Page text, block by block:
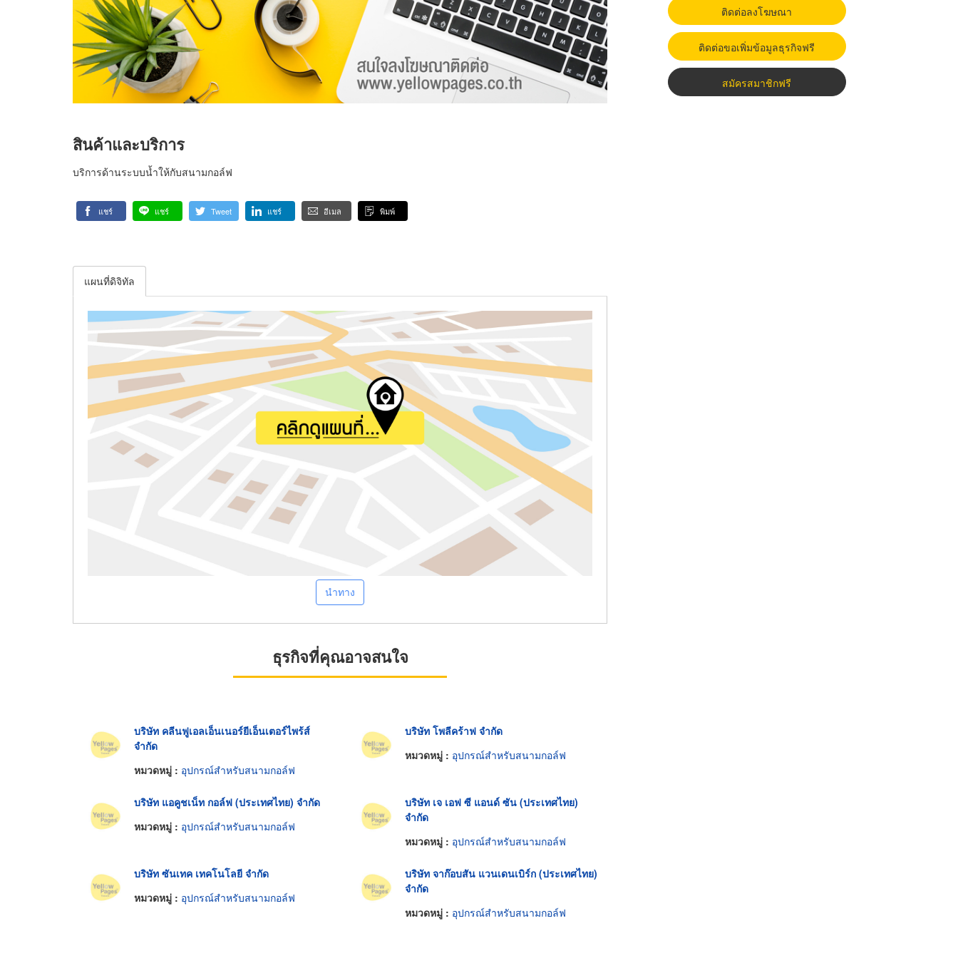
สินค้าและบริการ
บริการด้านระบบน้ำให้กับสนามกอล์ฟ
แชร์ แชร์ Tweet แชร์ อีเมล พิมพ์
แผนที่ดิจิทัล
นำทาง
ธุรกิจที่คุณอาจสนใจ
บริษัท คลีนฟูเอลเอ็นเนอร์ยีเอ็นเตอร์ไพร้ส์
จำกัด
หมวดหมู่ : อุปกรณ์สำหรับสนามกอล์ฟ
บริษัท โพลีคร้าฟ จำกัด
หมวดหมู่ : อุปกรณ์สำหรับสนามกอล์ฟ
บริษัท แอคูชเน็ท กอล์ฟ (ประเทศไทย) จำกัด
หมวดหมู่ : อุปกรณ์สำหรับสนามกอล์ฟ
บริษัท เจ เอฟ ซี แอนด์ ซัน (ประเทศไทย)
จำกัด
หมวดหมู่ : อุปกรณ์สำหรับสนามกอล์ฟ
บริษัท ซันเทค เทคโนโลยี จำกัด
หมวดหมู่ : อุปกรณ์สำหรับสนามกอล์ฟ
บริษัท จาก๊อบสัน แวนเดนเบิร์ก (ประเทศไทย)
จำกัด
หมวดหมู่ : อุปกรณ์สำหรับสนามกอล์ฟ
ติดต่อลงโฆษณา
ติดต่อขอเพิ่มข้อมูลธุรกิจฟรี
สมัครสมาชิกฟรี